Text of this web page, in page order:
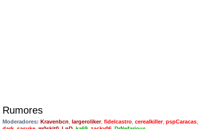
Rumores
Moderadores: Kravenbcn largeroliker, fidelcastro cerealkiller, pspCaracas